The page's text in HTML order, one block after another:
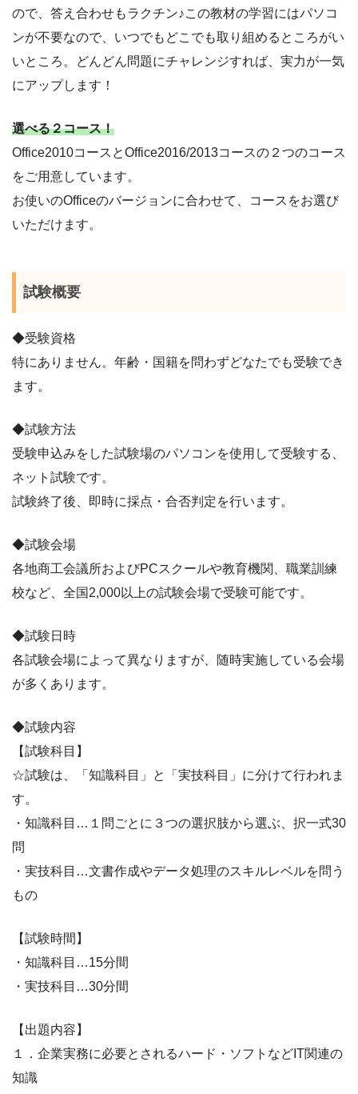
ので、答え合わせもラクチン♪この教材の学習にはパソコ
ンが不要なので、いつでもどこでも取り組めるところがい
いところ。どんどん問題にチャレンジすれば、実力が一気
にアップします！
選べる２コース！
Office2010コースとOffice2016/2013コースの２つのコース
をご用意しています。
お使いのOfficeのバージョンに合わせて、コースをお選び
いただけます。
試験概要
◆受験資格
特にありません。年齢・国籍を問わずどなたでも受験でき
ます。
◆試験方法
受験申込みをした試験場のパソコンを使用して受験する、
ネット試験です。
試験終了後、即時に採点・合否判定を行います。
◆試験会場
各地商工会議所およびPCスクールや教育機関、職業訓練
校など、全国2,000以上の試験会場で受験可能です。
◆試験日時
各試験会場によって異なりますが、随時実施している会場
が多くあります。
◆試験内容
【試験科目】
☆試験は、「知識科目」と「実技科目」に分けて行われま
す。
・知識科目…１問ごとに３つの選択肢から選ぶ、択一式30
問
・実技科目…文書作成やデータ処理のスキルレベルを問う
もの
【試験時間】
・知識科目…15分間
・実技科目…30分間
【出題内容】
１．企業実務に必要とされるハード・ソフトなどIT関連の
知識